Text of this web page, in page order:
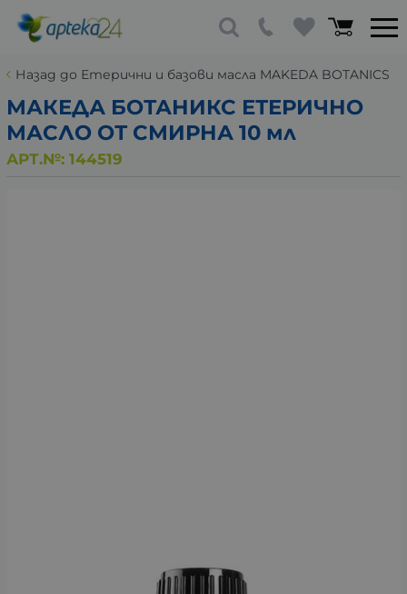
Назад до Етерични и базови масла MAKEDA BOTANICS
МАКЕДА БОТАНИКС ЕТЕРИЧНО
МАСЛО ОТ СМИРНА 10 мл
АРТ.№: 144519